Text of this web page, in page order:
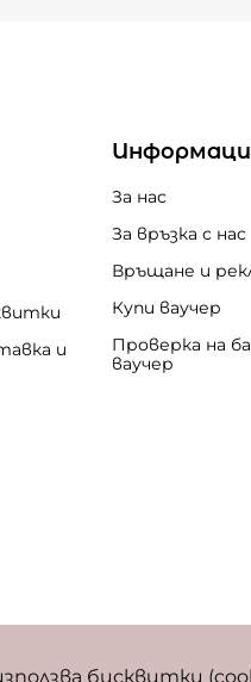
бисквитки
и
За нас
За връзка с нас
Връщане и
Купи ваучер
Проверка на
ваучер